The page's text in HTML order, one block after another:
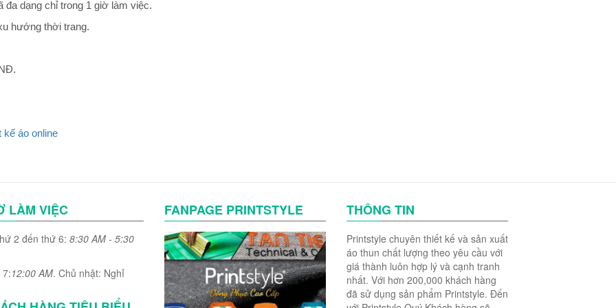
dạng chỉ trong 1 giờ làm việc.
hướng thời trang.
kế áo online
LÀM VIỆC
2 đến thứ 6: 8:30 AM - 5:30
12:00 AM. Chủ nhật: Nghỉ
FANPAGE PRINTSTYLE THÔNG TIN
Printstyle chuyên thiết kế và sản xuất
áo thun chất lượng theo yêu cầu với
giá thành luôn hợp lý và cạnh tranh
nhất. Với hơn 200,000 khách hàng
đã sử dụng sản phẩm Printstyle. Đến